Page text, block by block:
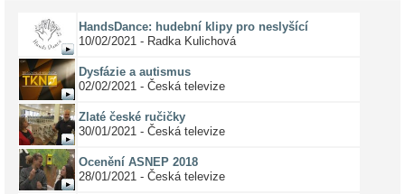
HandsDance: hudební klipy pro neslyšící
10/02/2021 - Radka Kulichová
Dysfázie a autismus
02/02/2021 - Česká televize
Zlaté české ručičky
30/01/2021 - Česká televize
Ocenění ASNEP 2018
28/01/2021 - Česká televize